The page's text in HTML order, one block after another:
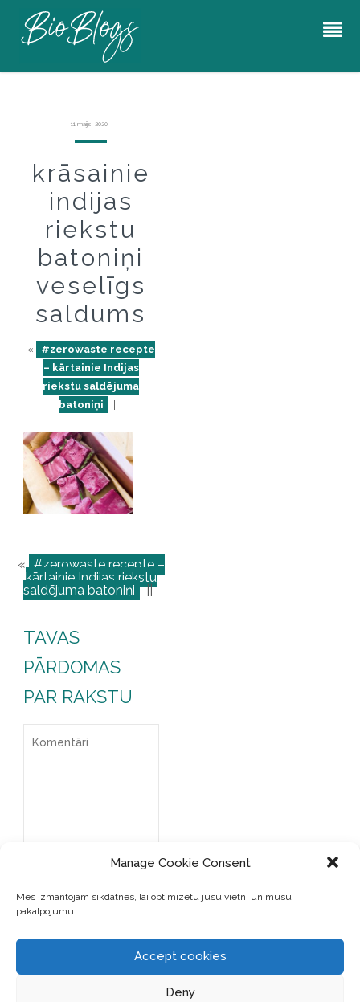
Manage Cookie Consent
Mēs izmantojam sīkdatnes, lai optimizētu jūsu vietni un mūsu
pakalpojumu.
Accept cookies
Deny
11 maijs, 2020
krāsainie
indijas
riekstu
batoniņi
veselīgs
saldums
«
#zerowaste recepte
– kārtainie Indijas
riekstu saldējuma
batoniņi
« #zerowaste recepte –
kārtainie Indijas riekstu
saldējuma batoniņi ||
TAVAS
PĀRDOMAS
PAR RAKSTU
SAGLABĀJIET MANU VĀRDU,
E-PASTA ADRESI UN VIETNI